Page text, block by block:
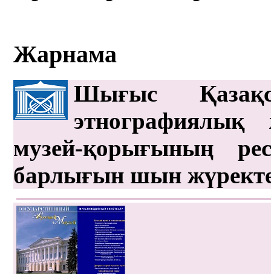
Жарнама
Шығыс
этнографиялық
музей-қорығының
барлығын шын